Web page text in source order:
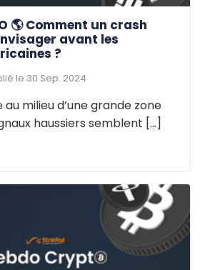
🌎 Comment un crash
avant les
?
le 30 Sep. 2024
au milieu d’une grande zone
haussiers semblent [...]